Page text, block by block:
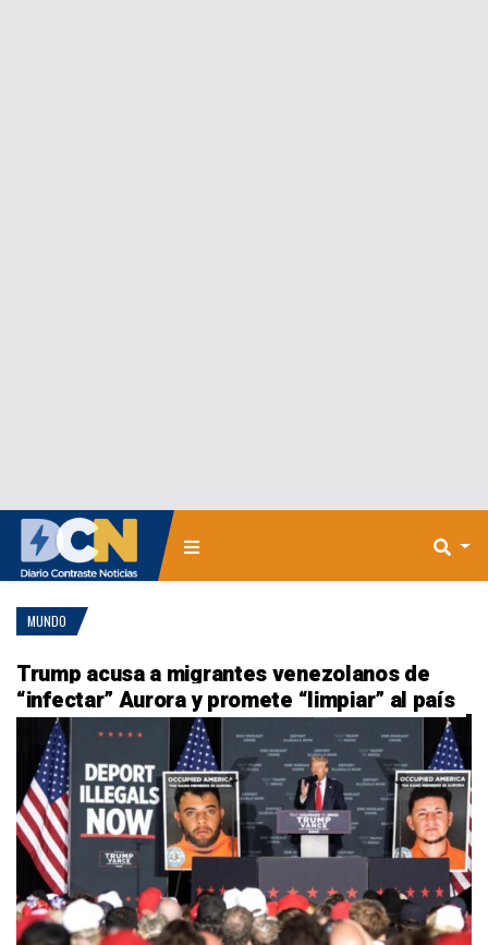
MUNDO
Trump acusa a migrantes venezolanos de
“infectar” Aurora y promete “limpiar” al país